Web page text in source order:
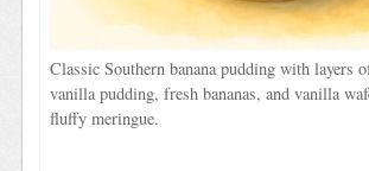
Classic Southern banana pudding with layers
vanilla pudding, fresh bananas, and vanilla
fluffy meringue.